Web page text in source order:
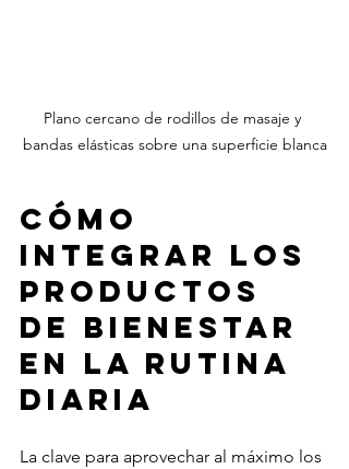
Plano cercano de rodillos de masaje y
bandas elásticas sobre una superficie blanca
Cómo
integrar los
productos
de bienestar
en la rutina
diaria
La clave para aprovechar al máximo los